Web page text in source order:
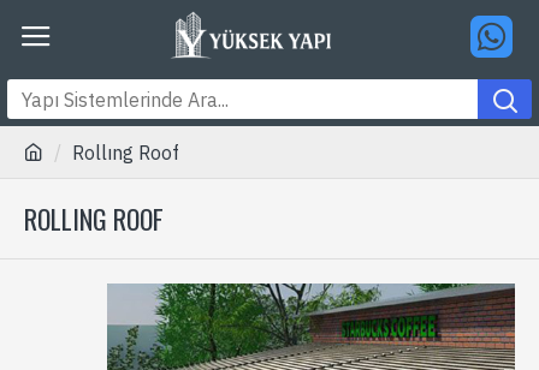
Rollıng Roof
ROLLING ROOF